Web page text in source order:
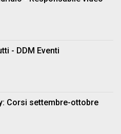
- DDM Eventi
Corsi settembre-ottobre